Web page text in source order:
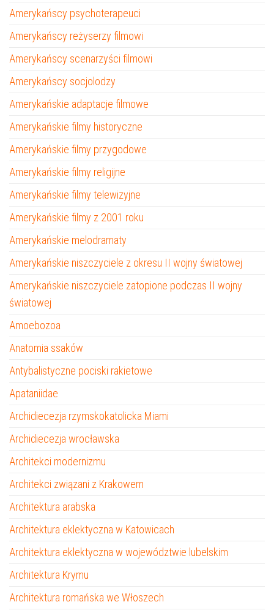
Amerykańscy psychoterapeuci
Amerykańscy reżyserzy filmowi
Amerykańscy scenarzyści filmowi
Amerykańscy socjolodzy
Amerykańskie adaptacje filmowe
Amerykańskie filmy historyczne
Amerykańskie filmy przygodowe
Amerykańskie filmy religijne
Amerykańskie filmy telewizyjne
Amerykańskie filmy z 2001 roku
Amerykańskie melodramaty
Amerykańskie niszczyciele z okresu II wojny światowej
Amerykańskie niszczyciele zatopione podczas II wojny
światowej
Amoebozoa
Anatomia ssaków
Antybalistyczne pociski rakietowe
Apataniidae
Archidiecezja rzymskokatolicka Miami
Archidiecezja wrocławska
Architekci modernizmu
Architekci związani z Krakowem
Architektura arabska
Architektura eklektyczna w Katowicach
Architektura eklektyczna w województwie lubelskim
Architektura Krymu
Architektura romańska we Włoszech